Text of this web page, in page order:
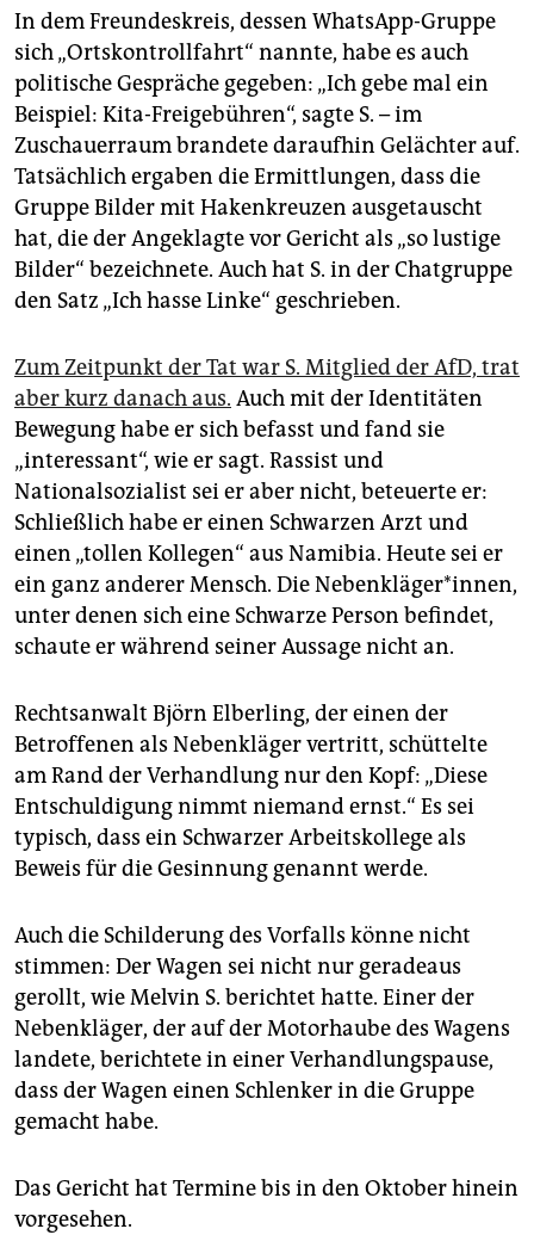
In dem Freundeskreis, dessen WhatsApp-Gruppe
sich „Ortskontrollfahrt“ nannte, habe es auch
politische Gespräche gegeben: „Ich gebe mal ein
Beispiel: Kita-Freigebühren“, sagte S. – im
Zuschauerraum brandete daraufhin Gelächter auf.
Tatsächlich ergaben die Ermittlungen, dass die
Gruppe Bilder mit Hakenkreuzen ausgetauscht
hat, die der Angeklagte vor Gericht als „so lustige
Bilder“ bezeichnete. Auch hat S. in der Chatgruppe
den Satz „Ich hasse Linke“ geschrieben.
Zum Zeitpunkt der Tat war S. Mitglied der AfD, trat
aber kurz danach aus. Auch mit der Identitäten
Bewegung habe er sich befasst und fand sie
„interessant“, wie er sagt. Rassist und
Nationalsozialist sei er aber nicht, beteuerte er:
Schließlich habe er einen Schwarzen Arzt und
einen „tollen Kollegen“ aus Namibia. Heute sei er
ein ganz anderer Mensch. Die Nebenkläger*innen,
unter denen sich eine Schwarze Person befindet,
schaute er während seiner Aussage nicht an.
Rechtsanwalt Björn Elberling, der einen der
Betroffenen als Nebenkläger vertritt, schüttelte
am Rand der Verhandlung nur den Kopf: „Diese
Entschuldigung nimmt niemand ernst.“ Es sei
typisch, dass ein Schwarzer Arbeitskollege als
Beweis für die Gesinnung genannt werde.
Auch die Schilderung des Vorfalls könne nicht
stimmen: Der Wagen sei nicht nur geradeaus
gerollt, wie Melvin S. berichtet hatte. Einer der
Nebenkläger, der auf der Motorhaube des Wagens
landete, berichtete in einer Verhandlungspause,
dass der Wagen einen Schlenker in die Gruppe
gemacht habe.
Das Gericht hat Termine bis in den Oktober hinein
vorgesehen.